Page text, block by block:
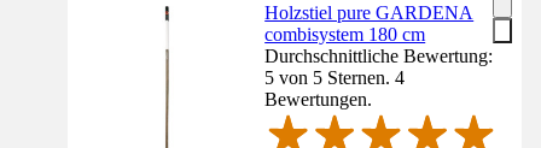
Holzstiel pure GARDENA
combisystem 180 cm
Durchschnittliche Bewertung:
5 von 5 Sternen. 4
Bewertungen.